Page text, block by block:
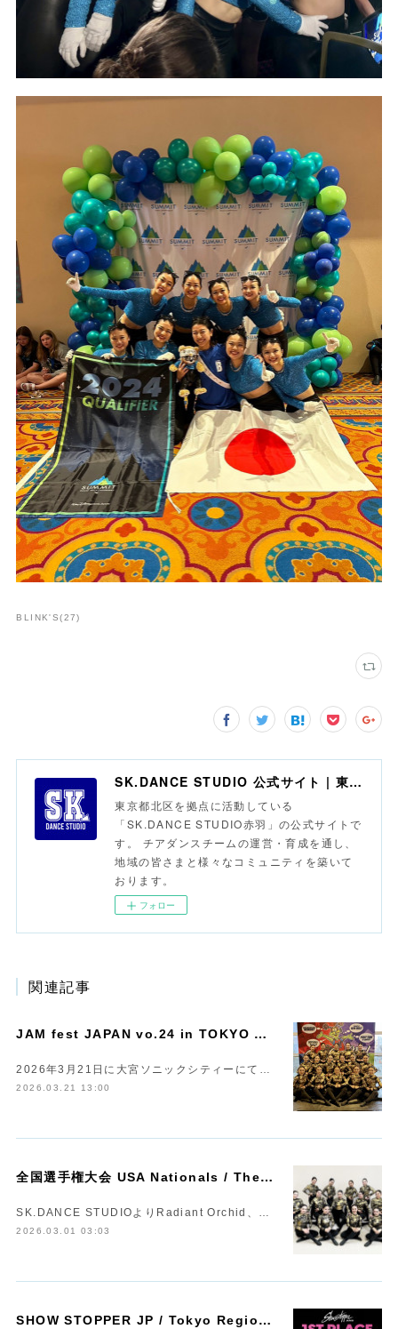
BLINK'S(27)
SK.DANCE STUDIO 公式サイト | 東京・赤羽 | チアダンス | スタジオ
東京都北区を拠点に活動している
「SK.DANCE STUDIO赤羽」の公式サイトで
す。 チアダンスチームの運営・育成を通し、
地域の皆さまと様々なコミュニティを築いて
おります。
フォロー
関連記事
J
AM fest JAPAN vo.24 in TOKYO において Champions獲得!!!
2026年3月21日に大宮ソニックシティーにて…
2026.03.21 13:00
全
国選手権大会 USA Nationals / The Peak 2026 へ出場いたします
SK.DANCE STUDIOよりRadiant Orchid、…
2026.03.01 03:03
S
HOW STOPPER JP / Tokyo Regionals 1st Place !!!